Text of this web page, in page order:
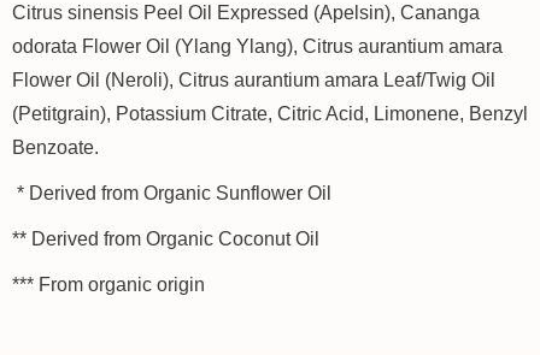
Citrus sinensis Peel Oil Expressed (Apelsin), Cananga
odorata Flower Oil (Ylang Ylang), Citrus aurantium amara
Flower Oil (Neroli), Citrus aurantium amara Leaf/Twig Oil
(Petitgrain), Potassium Citrate, Citric Acid, Limonene, Benzyl
Benzoate.
* Derived from Organic Sunflower Oil
** Derived from Organic Coconut Oil
*** From organic origin